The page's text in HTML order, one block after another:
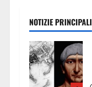
NOTIZIE PRINCIPALI